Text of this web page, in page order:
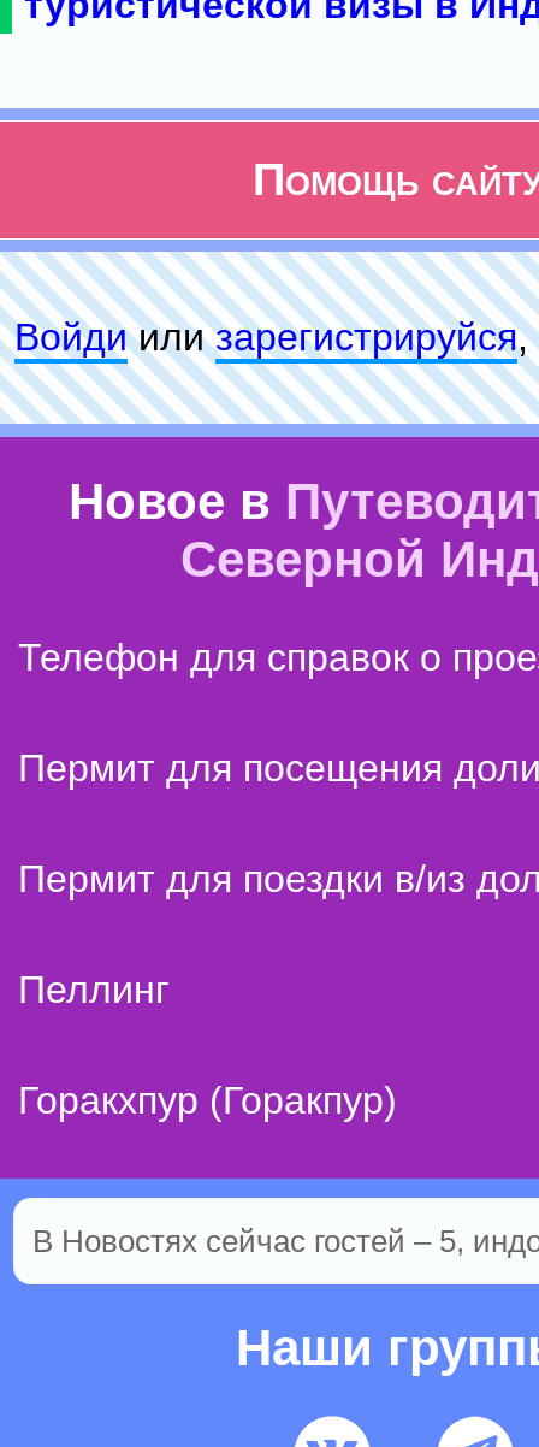
Помощь
Войдиилизарeгиcтpируйся,
Новое в
Северной
Телефон для справок о
Пермит для посещения
Пермит для поездки в/из
Пеллинг
Горакхпур (Горакпур)
В Новостях сейчас гостей – 5,
Наши